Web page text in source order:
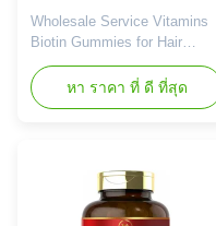
Wholesale Service Vitamins
Biotin Gummies for Hair
Nutrients - Glowing Skin
Hydration Product Overview
Nourish your beauty from
to deliver high-potency biotin
(Vitamin B7) for radiant
results. Each tasty gummy
หา ราคา ที่ ดี ที่สุด